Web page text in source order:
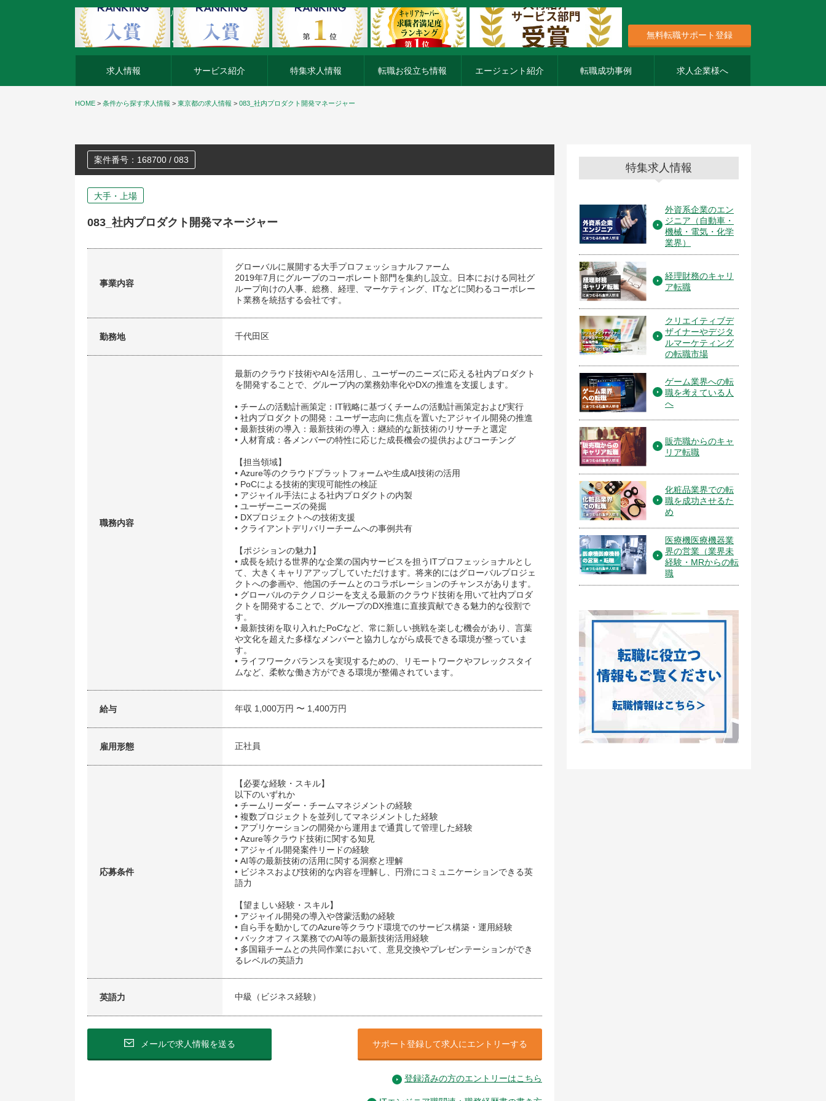
外資系企業の転職・キャリア転職ならアージスジャパン
無料転職サポート登録
求人情報 サービス紹介 特集求人情報 転職お役立ち情報 エージェント紹介 転職成功事例 求人企業様へ
HOME > 条件から探す求人情報 > 東京都の求人情報 > 083_社内プロダクト開発マネージャー
案件番号：168700 / 083
大手・上場
083_社内プロダクト開発マネージャー
事業内容
グローバルに展開する大手プロフェッショナルファーム
2019年7月にグループのコーポレート部門を集約し設立。日本における同社グ
ループ向けの人事、総務、経理、マーケティング、ITなどに関わるコーポレー
ト業務を統括する会社です。
勤務地 千代田区
職務内容
最新のクラウド技術やAIを活用し、ユーザーのニーズに応える社内プロダクト
を開発することで、グループ内の業務効率化やDXの推進を支援します。
• チームの活動計画策定：IT戦略に基づくチームの活動計画策定および実行
• 社内プロダクトの開発：ユーザー志向に焦点を置いたアジャイル開発の推進
• 最新技術の導入：最新技術の導入：継続的な新技術のリサーチと選定
• 人材育成：各メンバーの特性に応じた成長機会の提供およびコーチング
【担当領域】
• Azure等のクラウドプラットフォームや生成AI技術の活用
• PoCによる技術的実現可能性の検証
• アジャイル手法による社内プロダクトの内製
• ユーザーニーズの発掘
• DXプロジェクトへの技術支援
• クライアントデリバリーチームへの事例共有
【ポジションの魅力】
• 成長を続ける世界的な企業の国内サービスを担うITプロフェッショナルとし
て、大きくキャリアアップしていただけます。将来的にはグローバルプロジェ
クトへの参画や、他国のチームとのコラボレーションのチャンスがあります。
• グローバルのテクノロジーを支える最新のクラウド技術を用いて社内プロダ
クトを開発することで、グループのDX推進に直接貢献できる魅力的な役割で
す。
• 最新技術を取り入れたPoCなど、常に新しい挑戦を楽しむ機会があり、言葉
や文化を超えた多様なメンバーと協力しながら成長できる環境が整っていま
す。
• ライフワークバランスを実現するための、リモートワークやフレックスタイ
ムなど、柔軟な働き方ができる環境が整備されています。
給与 年収 1,000万円 〜 1,400万円
雇用形態 正社員
応募条件
【必要な経験・スキル】
以下のいずれか
• チームリーダー・チームマネジメントの経験
• 複数プロジェクトを並列してマネジメントした経験
• アプリケーションの開発から運用まで通貫して管理した経験
• Azure等クラウド技術に関する知見
• アジャイル開発案件リードの経験
• AI等の最新技術の活用に関する洞察と理解
• ビジネスおよび技術的な内容を理解し、円滑にコミュニケーションできる英
語力
【望ましい経験・スキル】
• アジャイル開発の導入や啓蒙活動の経験
• 自ら手を動かしてのAzure等クラウド環境でのサービス構築・運用経験
• バックオフィス業務でのAI等の最新技術活用経験
• 多国籍チームとの共同作業において、意見交換やプレゼンテーションができ
るレベルの英語力
英語力 中級（ビジネス経験）
メールで求人情報を送る サポート登録して求人にエントリーする
登録済みの方のエントリーはこちら
特集求人情報
外資系企業のエン
ジニア（自動車・
機械・電気・化学
業界）
経理財務のキャリ
ア転職
クリエイティブデ
ザイナーやデジタ
ルマーケティング
の転職市場
ゲーム業界への転
職を考えている人
へ
販売職からのキャ
リア転職
化粧品業界での転
職を成功させるた
め
医療機医療機器業
界の営業（業界未
経験・MRからの転
職